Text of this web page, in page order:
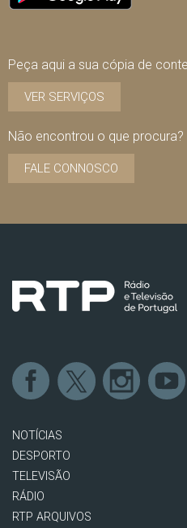
Peça aqui a sua cópia de
VER SERVIÇOS
Não encontrou o que procura?
FALE CONNOSCO
NOTÍCIAS
DESPORTO
TELEVISÃO
RÁDIO
RTP ARQUIVOS